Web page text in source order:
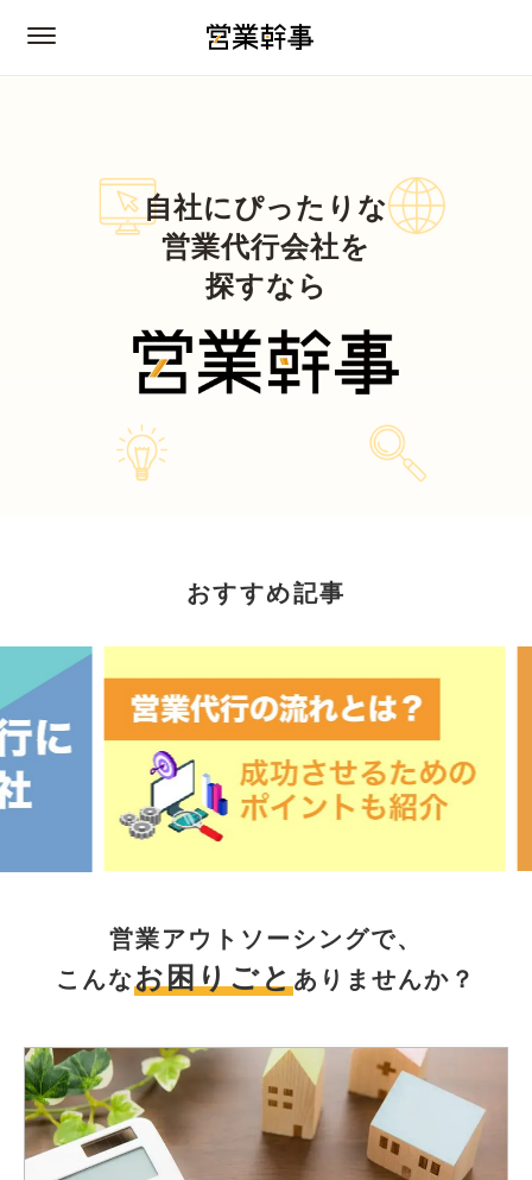
自社にぴったりな
営業代行会社を
探すなら
おすすめ記事
営業アウトソーシングで、
こんなお困りごと ありませんか？